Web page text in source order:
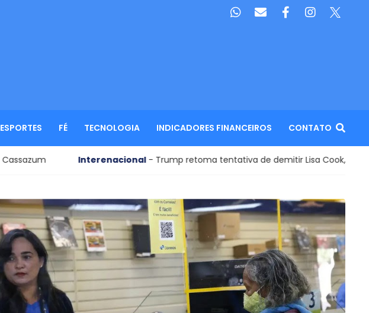
ESPORTES FÉ TECNOLOGIA INDICADORES FINANCEIROS CONTATO
Interenacional - Trump retoma tentativa de demitir Lisa Cook, do Fed